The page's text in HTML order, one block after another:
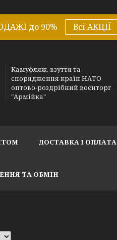
до 90% Всі АКЦІЇ
Камуфляж, взуття та
спорядження країн НАТО
оптово-роздрібний воєнторг
"Армійка"
ДОСТАВКА І ОПЛАТА
ТА ОБМІН